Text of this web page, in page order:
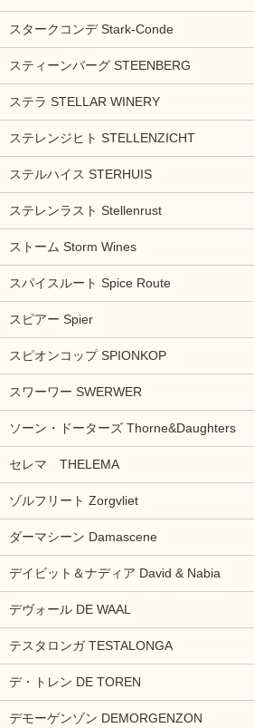
スタークコンデ Stark-Conde
スティーンバーグ STEENBERG
ステラ STELLAR WINERY
ステレンジヒト STELLENZICHT
ステルハイス STERHUIS
ステレンラスト Stellenrust
ストーム Storm Wines
スパイスルート Spice Route
スピアー Spier
スピオンコップ SPIONKOP
スワーワー SWERWER
ソーン・ドーターズ Thorne&Daughters
セレマ THELEMA
ゾルフリート Zorgvliet
ダーマシーン Damascene
デイビット＆ナディア David & Nabia
デヴォール DE WAAL
テスタロンガ TESTALONGA
デ・トレン DE TOREN
デモーゲンゾン DEMORGENZON